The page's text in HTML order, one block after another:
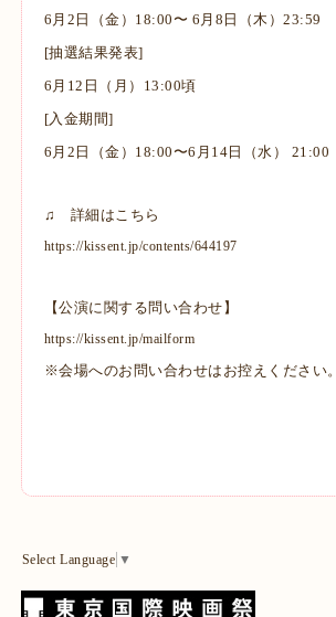
6月2日（金）18:00〜 6月8日（木）23:59
[抽選結果発表]
6月12日（月）13:00頃
[入金期間]
6月2日（金）18:00〜6月14日（水） 21:00
♫ 詳細はこちら
https://kissent.jp/contents/644197
【公演に関する問い合わせ】
https://kissent.jp/mailform
※会場へのお問い合わせはお控えください。
Select Language ▼